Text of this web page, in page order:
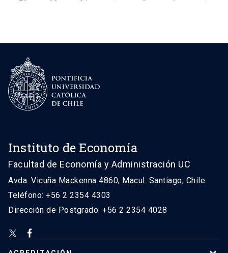
Instituto de Economía
Facultad de Economía y Administración UC
Avda. Vicuña Mackenna 4860, Macul. Santiago, Chile
Teléfono: +56 2 2354 4303
Dirección de Postgrado: +56 2 2354 4028